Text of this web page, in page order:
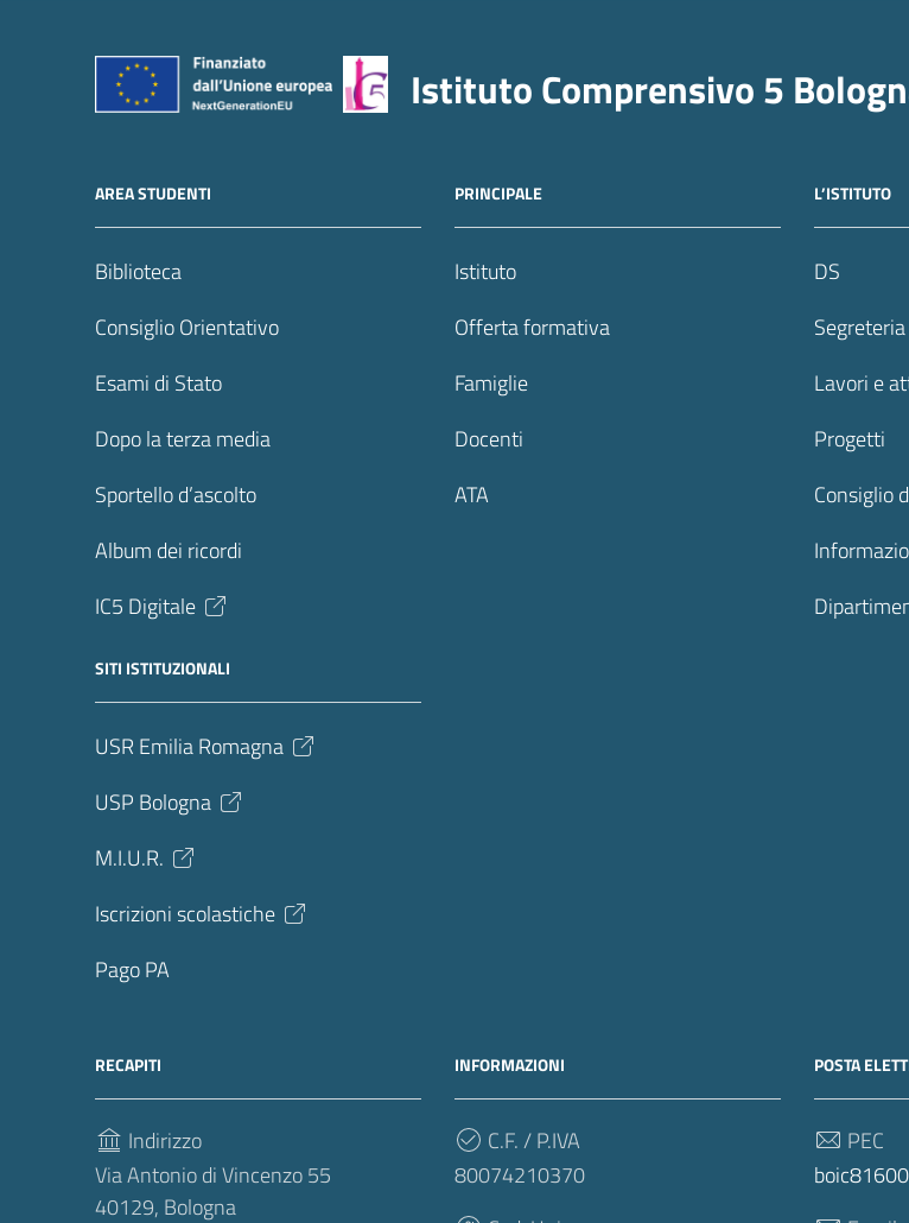
Istituto Comprensivo 5
AREA STUDENTI
Biblioteca
Consiglio Orientativo
Esami di Stato
Dopo la terza media
Sportello d’ascolto
Album dei ricordi
IC5 Digitale
PRINCIPALE
Istituto
Offerta formativa
Famiglie
Docenti
ATA
L’ISTITUTO
DS
Segreteria
Lavori e
Progetti
Consiglio
SITI ISTITUZIONALI
USR Emilia Romagna
USP Bologna
M.I.U.R.
Iscrizioni scolastiche
Pago PA
RECAPITI
Indirizzo
Via Antonio di Vincenzo 55
40129, Bologna
INFORMAZIONI
C.F. / P.IVA
80074210370
POSTA
PEC